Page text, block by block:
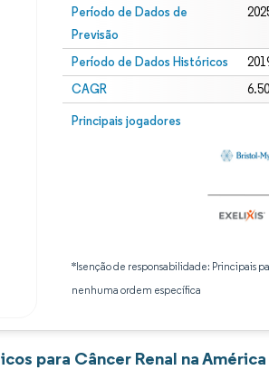
Período de Dados de
Previsão
Período de Dados Históricos
CAGR
Principais jogadores
*Isenção de responsabilidade: Principais
nenhuma ordem específica
CC BY 4.0.
para Câncer Renal na